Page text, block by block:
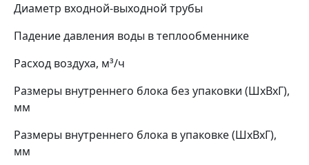
Диаметр входной-выходной трубы
Падение давления воды в теплообменнике
Расход воздуха, м³/ч
Размеры внутреннего блока без упаковки (ШхВхГ),
мм
Размеры внутреннего блока в упаковке (ШхВхГ),
мм